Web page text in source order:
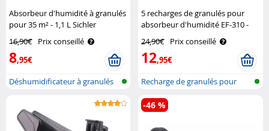
Absorbeur d'humidité à granulés
pour 35 m² - 1,1 L Sichler
16,90€ Prix conseillé
8,95€
Déshumidificateur à granulés
5 recharges de granulés pour
absorbeur d'humidité EF-310 -
0,5 kg Sichler Haushaltsgeräte
24,90€ Prix conseillé
12,95€
Recharge de granulés pour
déshumidi..
-46 %